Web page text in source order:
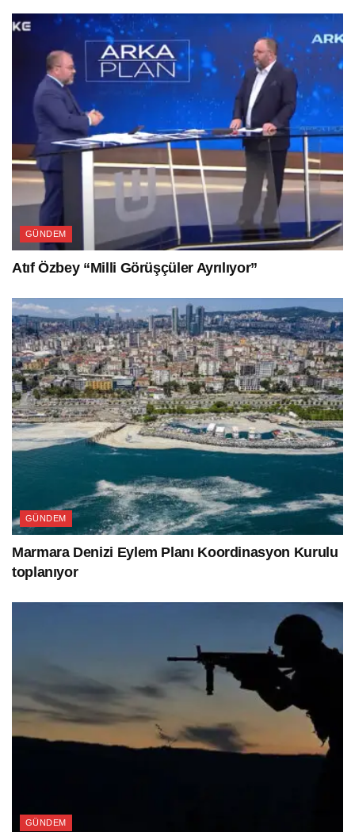
GÜNDEM
Atıf Özbey “Milli Görüşçüler Ayrılıyor”
GÜNDEM
Marmara Denizi Eylem Planı Koordinasyon Kurulu
toplanıyor
GÜNDEM